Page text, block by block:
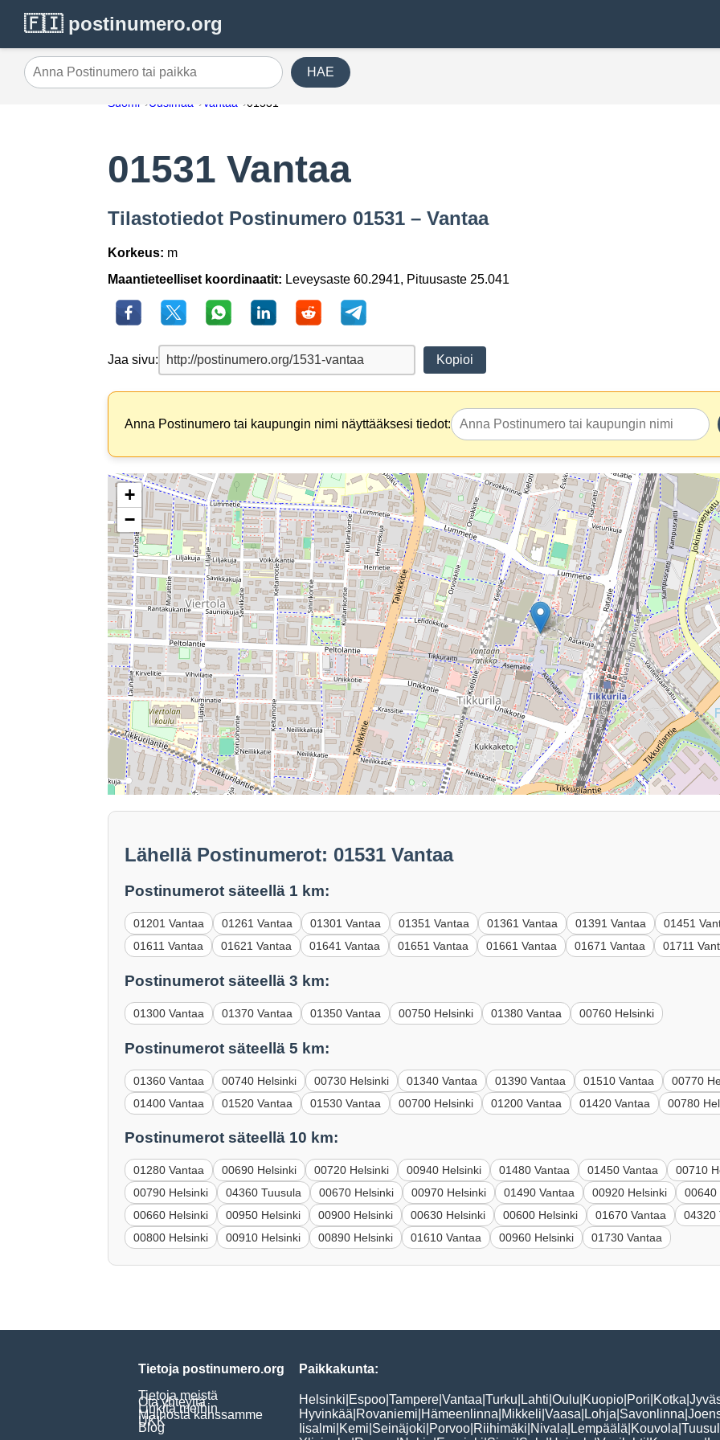
🇫🇮 postinumero.org
Anna Postinumero tai paikka HAE
Suomi Uusimaa Vantaa 01531
01531 Vantaa
Tilastotiedot Postinumero 01531 – Vantaa
Korkeus: m
Maantieteelliset koordinaatit: Leveysaste 60.2941, Pituusaste 25.041
Jaa sivu: Kopioi
Anna Postinumero tai kaupungin nimi näyttääksesi tiedot:
+
−
Lähellä Postinumerot: 01531 Vantaa
Postinumerot säteellä 1 km:
01201 Vantaa 01261 Vantaa 01301 Vantaa 01351 Vantaa 01361 Vantaa 01391 Vantaa
01451
01611 Vantaa
01621 Vantaa 01641 Vantaa 01651 Vantaa 01661 Vantaa 01671 Vantaa 01711
Postinumerot säteellä 3 km:
01300 Vantaa 01370 Vantaa 01350 Vantaa 00750 Helsinki 01380 Vantaa 00760 Helsinki
Postinumerot säteellä 5 km:
01360 Vantaa 00740 Helsinki 00730 Helsinki 01340 Vantaa 01390 Vantaa 01510 Vantaa
00770
01400 Vantaa
01520 Vantaa 01530 Vantaa 00700 Helsinki 01200 Vantaa 01420 Vantaa 00780
Postinumerot säteellä 10 km:
01280 Vantaa 00690 Helsinki 00720 Helsinki 00940 Helsinki 01480 Vantaa 01450 Vantaa
00710
00790 Helsinki
04360 Tuusula 00670 Helsinki 00970 Helsinki 01490 Vantaa 00920 Helsinki
00640
00660 Helsinki
00950 Helsinki 00900 Helsinki 00630 Helsinki 00600 Helsinki 01670 Vantaa
04320
00800 Helsinki
00910 Helsinki 00890 Helsinki 01610 Vantaa 00960 Helsinki 01730 Vantaa
Tietoja postinumero.org
Tietoja meistä
Ota yhteyttä
Linkitä meihin
Mainosta kanssamme
UKK
Blog
Paikkakunta:
Helsinki Espoo Tampere Vantaa Turku Lahti Oulu Kuopio Pori Kotka
Hyvinkää Rovaniemi Hämeenlinna Mikkeli Vaasa Lohja Savonlinna
Iisalmi Kemi Seinäjoki Porvoo Riihimäki Nivala Lempäälä Kouvola